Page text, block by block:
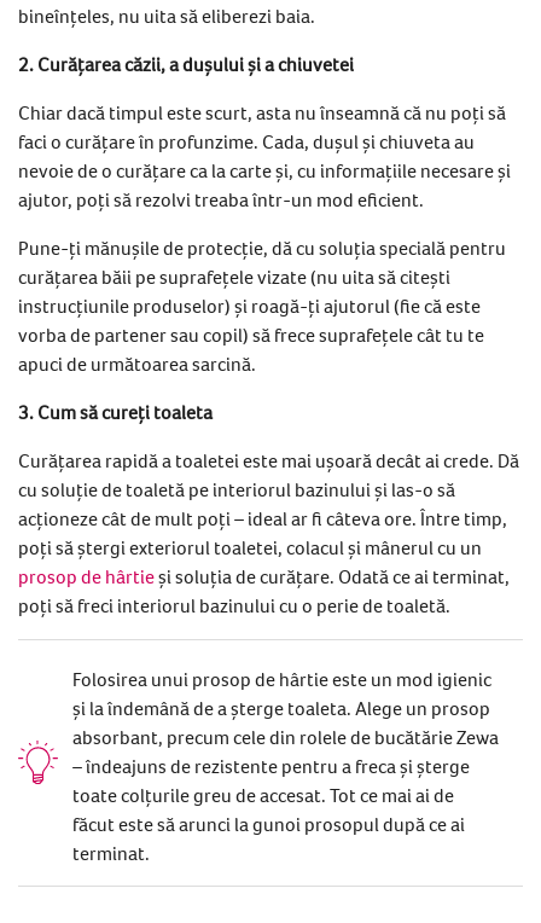
bineînțeles, nu uita să eliberezi baia.
2. Curățarea căzii, a dușului și a chiuvetei
Chiar dacă timpul este scurt, asta nu înseamnă că nu poți să
faci o curățare în profunzime. Cada, dușul și chiuveta au
nevoie de o curățare ca la carte și, cu informațiile necesare și
ajutor, poți să rezolvi treaba într-un mod eficient.
Pune-ți mănușile de protecție, dă cu soluția specială pentru
curățarea băii pe suprafețele vizate (nu uita să citești
instrucțiunile produselor) și roagă-ți ajutorul (fie că este
vorba de partener sau copil) să frece suprafețele cât tu te
apuci de următoarea sarcină.
3. Cum să cureți toaleta
Curățarea rapidă a toaletei este mai ușoară decât ai crede. Dă
cu soluție de toaletă pe interiorul bazinului și las-o să
acționeze cât de mult poți – ideal ar fi câteva ore. Între timp,
poți să ștergi exteriorul toaletei, colacul și mânerul cu un
prosop de hârtieși soluția de curățare. Odată ce ai terminat,
poți să freci interiorul bazinului cu o perie de toaletă.
Folosirea unui prosop de hârtie este un mod igienic
și la îndemână de a șterge toaleta. Alege un prosop
absorbant, precum cele din rolele de bucătărie Zewa
– îndeajuns de rezistente pentru a freca și șterge
toate colțurile greu de accesat. Tot ce mai ai de
făcut este să arunci la gunoi prosopul după ce ai
terminat.